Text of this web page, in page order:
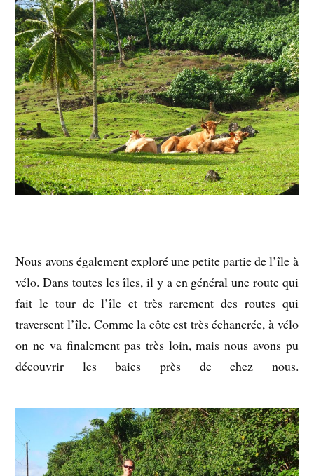
Nous avons également exploré une petite partie de l’île à
vélo. Dans toutes les îles, il y a en général une route qui
fait le tour de l’île et très rarement des routes qui
traversent l’île. Comme la côte est très échancrée, à vélo
on ne va finalement pas très loin, mais nous avons pu
découvrir les baies près de chez nous.